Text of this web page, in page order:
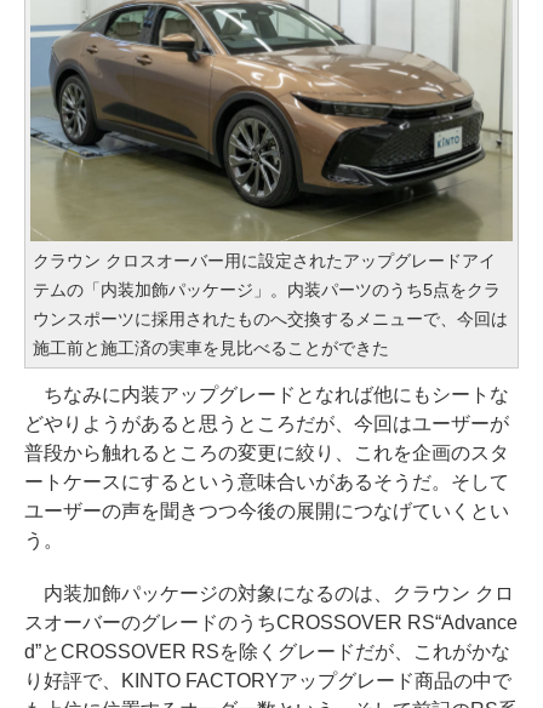
クラウン クロスオーバー用に設定されたアップグレードアイ
テムの「内装加飾パッケージ」。内装パーツのうち5点をクラ
ウンスポーツに採用されたものへ交換するメニューで、今回は
施工前と施工済の実車を見比べることができた
ちなみに内装アップグレードとなれば他にもシートな
どやりようがあると思うところだが、今回はユーザーが
普段から触れるところの変更に絞り、これを企画のスタ
ートケースにするという意味合いがあるそうだ。そして
ユーザーの声を聞きつつ今後の展開につなげていくとい
う。
内装加飾パッケージの対象になるのは、クラウン クロ
スオーバーのグレードのうちCROSSOVER RS“Advance
d”とCROSSOVER RSを除くグレードだが、これがかな
り好評で、KINTO FACTORYアップグレード商品の中で